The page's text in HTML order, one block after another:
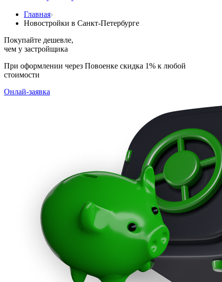
Главная
Новостройки в Санкт-Петербурге
Покупайте дешевле,
чем у застройщика
При оформлении через Повоенке скидка 1% к любой
стоимости
Онлай-заявка